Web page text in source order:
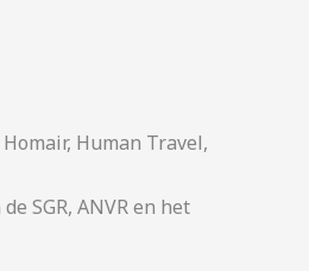
Human Travel,
SGR, ANVR en het